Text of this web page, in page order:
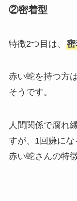
②密着型
特徴2つ目は、
赤い蛇を持つ方
そうです。
人間関係で腐れ
すが、1回嫌に
赤い蛇さんの特